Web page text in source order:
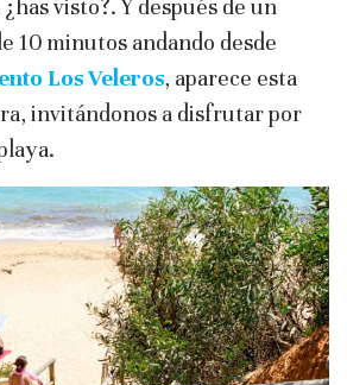
visto?. Y después de un
10 minutos andando desde
Los Veleros, aparece esta
invitándonos a disfrutar por